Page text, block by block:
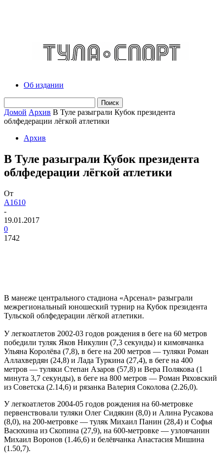
Об издании
Домой Архив В Туле разыграли Кубок президента
облфедерации лёгкой атлетики
Архив
В Туле разыграли Кубок президента
облфедерации лёгкой атлетики
От
A1610
-
19.01.2017
0
1742
В манеже центрального стадиона «Арсенал» разыграли
межрегиональный юношеский турнир на Кубок президента
Тульской облфедерации лёгкой атлетики.
У легкоатлетов 2002-03 годов рождения в беге на 60 метров
победили туляк Яков Никулин (7,3 секунды) и кимовчанка
Ульяна Королёва (7,8), в беге на 200 метров — туляки Роман
Аллахвердян (24,8) и Лада Туркина (27,4), в беге на 400
метров — туляки Степан Азаров (57,8) и Вера Полякова (1
минута 3,7 секунды), в беге на 800 метров — Роман Ряховский
из Советска (2.14,6) и рязанка Валерия Соколова (2.26,0).
У легкоатлетов 2004-05 годов рождения на 60-метровке
первенствовали туляки Олег Сидякин (8,0) и Алина Русакова
(8,0), на 200-метровке — туляк Михаил Панин (28,4) и Софья
Васюхина из Скопина (27,9), на 600-метровке — узловчанин
Михаил Воронов (1.46,6) и белёвчанка Анастасия Мишина
(1.50,7).